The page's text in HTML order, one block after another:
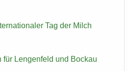
Tag der Milch
für Len­gen­feld und Bo­ckau